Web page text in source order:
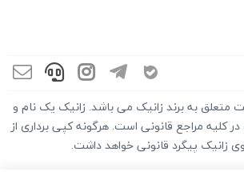
متعلق به برند زانیک می باشد. زانیک یک نام و
کلیه مراجع قانونی است. هرگونه کپی برداری از
زانیک پیگرد قانونی خواهد داشت.